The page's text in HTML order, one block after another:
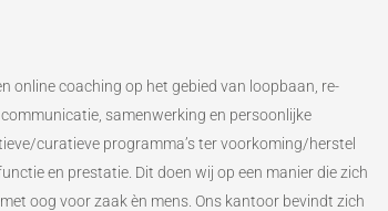
online coaching op het gebied van loopbaan, re-
samenwerking en persoonlijke
curatieve programma’s ter voorkoming/herstel
en prestatie. Dit doen wij op een manier die zich
oog voor zaak èn mens. Ons kantoor bevindt zich